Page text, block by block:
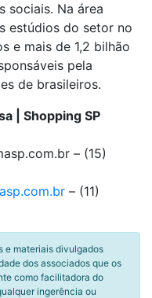
sociais. Na área
estúdios do setor no
e mais de 1,2 bilhão
pela
de brasileiros.
| Shopping SP
– (15)
– (11)
e materiais divulgados
dos associados que os
como facilitadora do
ingerência ou